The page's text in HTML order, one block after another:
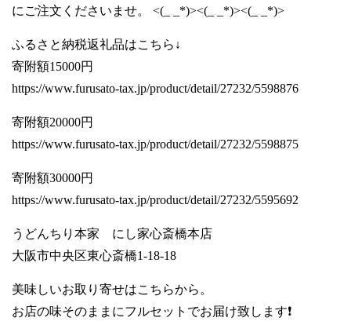
にご注文くださいませ。 <(_ _*)><(_ _*)><(_ _*)>
ふるさと納税返礼品はこちら↓
寄附額15000円
https://www.furusato-tax.jp/product/detail/27232/5598876
寄附額20000円
https://www.furusato-tax.jp/product/detail/27232/5598875
寄附額30000円
https://www.furusato-tax.jp/product/detail/27232/5595692
うどんちり本家 にし家心斎橋本店
大阪市中央区東心斎橋1-18-18
美味しいお取り寄せはこちらから。
お店の味そのままにフルセットでお届け致します❗️